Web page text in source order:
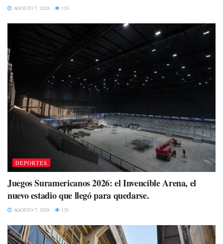
AGOSTO 7, 2026 120
DEPORTES
Juegos Suramericanos 2026: el Invencible Arena, el
nuevo estadio que llegó para quedarse.
AGOSTO 7, 2026 120